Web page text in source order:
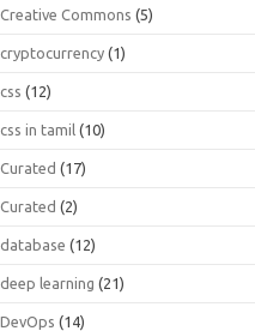
Creative Commons (5)
cryptocurrency (1)
css (12)
css in tamil (10)
Curated (17)
Curated (2)
database (12)
deep learning (21)
DevOps (14)